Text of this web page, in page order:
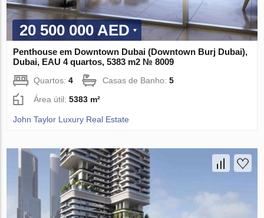
20 500 000 AED
Penthouse em Downtown Dubai (Downtown Burj Dubai),
Dubai, EAU 4 quartos, 5383 m2 № 8009
Quartos:4 Casas de Banho:5
Área útil:5383 m²
John Taylor Luxury Real Estate